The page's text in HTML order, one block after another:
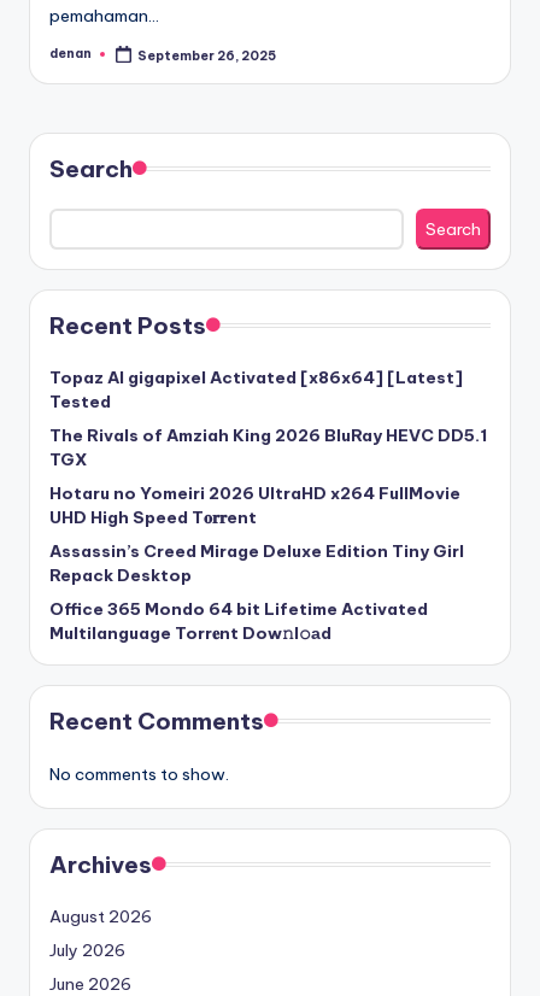
pemahaman…
Posted
denan September 26, 2025
Search
Search
Recent Posts
Topaz AI gigapixel Activated [x86x64] [Latest]
Tested
The Rivals of Amziah King 2026 BluRay HEVC DD5.1
TGX
Hotaru no Yomeiri 2026 UltraHD x264 FullMovie
UHD High Speed T𝐨𝐫𝐫ent
Assassin’s Creed Mirage Deluxe Edition Tiny Girl
Repack Desktop
Office 365 Mondo 64 bit Lifetime Activated
Multilanguage Torr𝐞nt Dow𝚗l𝚘аd
Recent Comments
No comments to show.
Archives
August 2026
July 2026
June 2026